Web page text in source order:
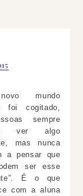
mundo
foi cogitado,
sempre
ver algo
mas nunca
a pensar que
ser esse
É o que
com a aluna